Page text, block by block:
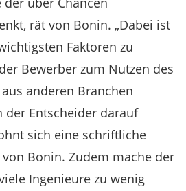
rät von Bonin. „Dabei ist
Faktoren zu
Bewerber zum Nutzen des
anderen Branchen
Entscheider darauf
sich eine schriftliche
Bonin. Zudem mache der
Ingenieure zu wenig